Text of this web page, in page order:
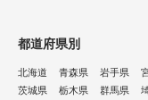
「天使の声」をメッ
Webサイト：
https://
オンライン占いセレ
都道府県別
北海道 青森県 岩手県
茨城県
栃木県 群馬県